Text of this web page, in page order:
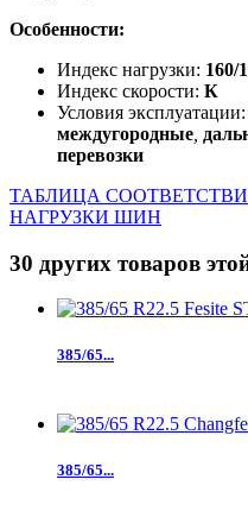
Особенности:
Индекс нагрузки: 160/
Индекс скорости: К
Условия эксплуатации:
междугородные
перевозки
ТАБЛИЦА
НАГРУЗКИ ШИН
30 других товаров
385/65...
385/65...